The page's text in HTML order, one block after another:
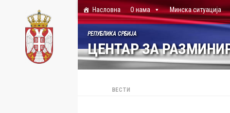
Skip to content Насловна О нама Минска ситуација
ЦЕНТАР ЗА
РЕПУБЛИКА СРБИЈА
ВЕСТИ